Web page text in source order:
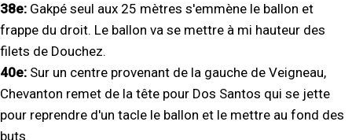
38e: Gakpé seul aux 25 mètres s'emmène le ballon et
frappe du droit. Le ballon va se mettre à mi hauteur des
filets de Douchez.
40e: Sur un centre provenant de la gauche de Veigneau,
Chevanton remet de la tête pour Dos Santos qui se jette
pour reprendre d'un tacle le ballon et le mettre au fond des
buts.